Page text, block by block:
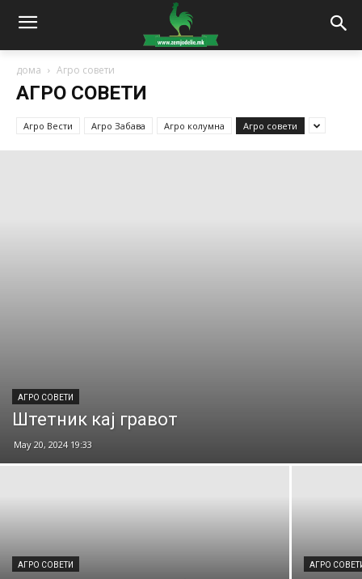
дома Агро совети
АГРО СОВЕТИ
Агро Вести Агро Забава Агро колумна Агро совети
АГРО СОВЕТИ
Штетник кај гравот
May 20, 2024 19:33
АГРО СОВЕТИ АГРО